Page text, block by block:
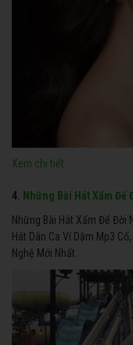
Xem chi tiết
4.
Những Bài Hát Xẩm Để
Những Bài Hát Xẩm Để Đời
Hát Dân Ca Ví Dặm Mp3
Nghệ Mới Nhất.